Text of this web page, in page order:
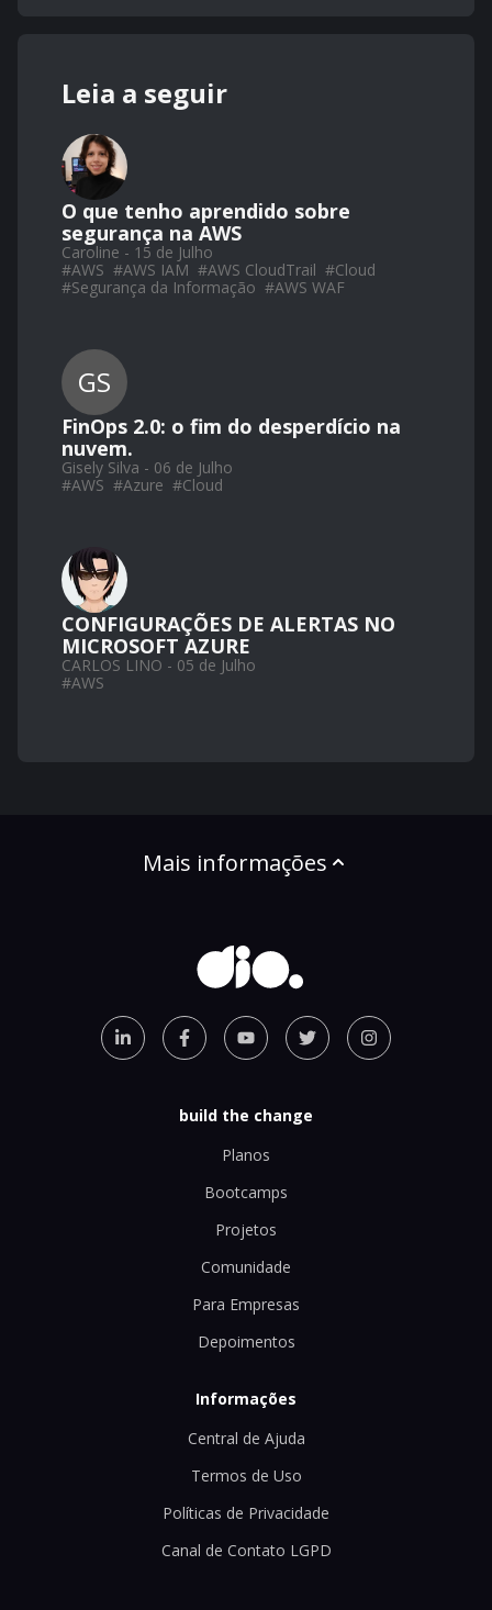
Leia a seguir
O que tenho aprendido sobre
segurança na AWS
Caroline - 15 de Julho
#AWS #AWS IAM #AWS CloudTrail #Cloud
#Segurança da Informação #AWS WAF
GS
FinOps 2.0: o fim do desperdício na
nuvem.
Gisely Silva - 06 de Julho
#AWS #Azure #Cloud
CONFIGURAÇÕES DE ALERTAS NO
MICROSOFT AZURE
CARLOS LINO - 05 de Julho
#AWS
Mais informações
build the change
Planos
Bootcamps
Projetos
Comunidade
Para Empresas
Depoimentos
Informações
Central de Ajuda
Termos de Uso
Políticas de Privacidade
Canal de Contato LGPD